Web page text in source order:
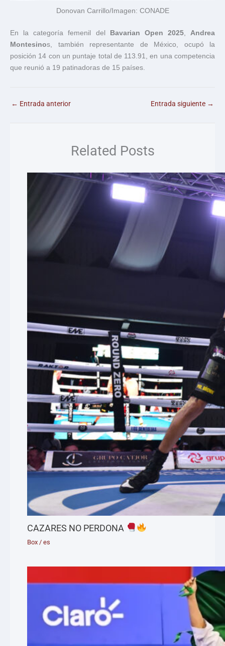
Donovan Carrillo/Imagen: CONADE
En la categoría femenil del Bavarian Open 2025, Andrea
Montesinos, también representante de México, ocupó la
posición 14 con un puntaje total de 113.91, en una competencia
que reunió a 19 patinadoras de 15 países.
← Entrada anterior Entrada siguiente →
Related Posts
CAZARES NO PERDONA
Box /es